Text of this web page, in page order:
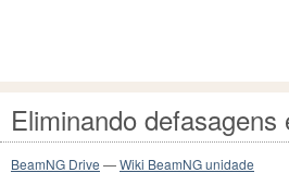
Eliminando
BeamNG Drive —Wiki BeamNG unidade